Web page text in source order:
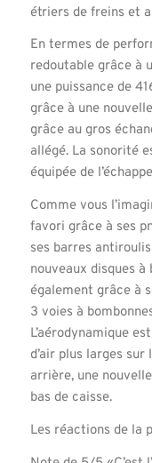
étriers de freins et
En termes de
redoutable grâce à
une puissance de
grâce à une
grâce au gros
allégé. La sonorité
équipée de
Comme vous
favori grâce à ses
ses barres
nouveaux disques
également grâce à
3 voies à
L’aérodynamique
d’air plus larges
arrière, une
bas de caisse.
Les réactions de la